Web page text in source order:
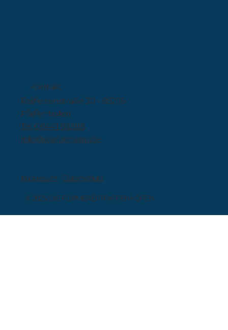
© 2025 DIE FORMEREI PFAFFENHOFEN
Kontakt
Raiffeisenstraße 30 - 85276
Pfaffenhofen
Tel. 08441 86588
info@dieformerei.de
Impressum - Datenschutz